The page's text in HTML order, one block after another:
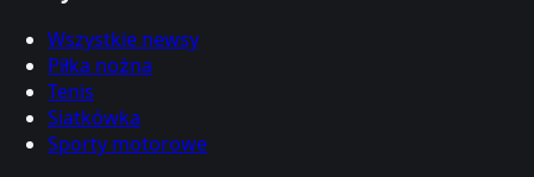
Wszystkie newsy
Piłka nożna
Tenis
Siatkówka
Sporty motorowe